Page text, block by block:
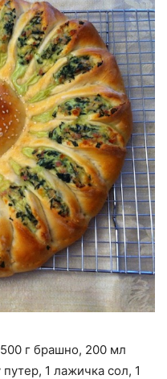
500 г брашно, 200 мл
1 лажичка сол, 1